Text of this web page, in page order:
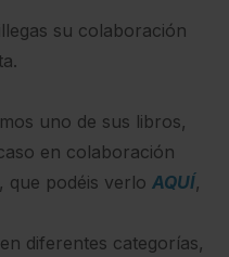
su colaboración
uno de sus libros,
en colaboración
que podéis verlo AQUÍ,
diferentes categorías,